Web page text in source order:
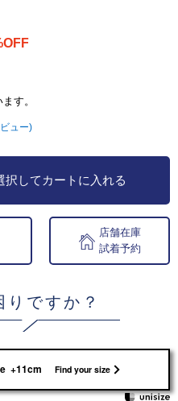
す。
ュー)
択してカートに入れる
店舗在庫
試着予約
ですか？
+11cm Find your size